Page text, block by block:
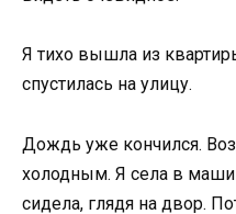
Я тихо вышла из
спустилась на улицу.
Дождь уже кончился.
холодным. Я села в
сидела, глядя на двор.